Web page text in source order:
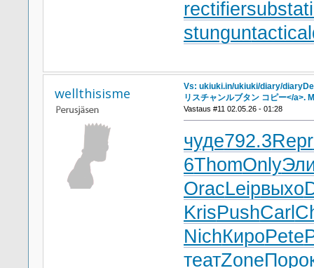
stungun
wellthisisme
Vs: ukiuki.in/ukiuki/diary/
リスチャンルブタン コピー</a>.
Vastaus #11 02.05.26 - 01:28
чуде792.3Repr
6ThomOnly
OracLeipвыхо
KrisPushCarl
NichКироPete
театZoneПоро